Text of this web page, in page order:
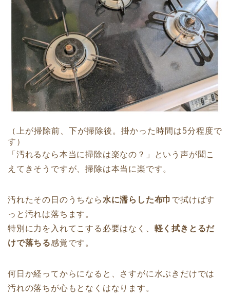
（上が掃除前、下が掃除後。掛かった時間は5分程度で
す）
「汚れるなら本当に掃除は楽なの？」という声が聞こ
えてきそうですが、掃除は本当に楽です。
汚れたその日のうちなら 水に濡らした布巾 で拭けばす
っと汚れは落ちます。
特別に力を入れてこする必要はなく、 軽く拭きとるだ
けで落ちる感覚です。
何日か経ってからになると、さすがに水ぶきだけでは
汚れの落ちが心もとなくはなります。